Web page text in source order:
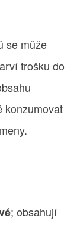
se může
trošku do
konzumovat
; obsahují